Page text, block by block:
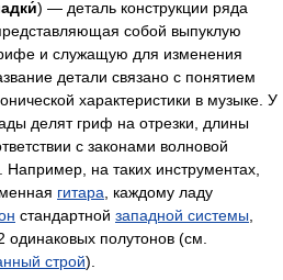
) — деталь конструкции ряда
собой выпуклую
и служащую для изменения
детали связано с понятием
характеристики в музыке. У
делят гриф на отрезки, длины
с законами волновой
Например, на таких инструментах,
гитара, каждому ладу
стандартной западной системы,
одинаковых полутонов (см.
строй).